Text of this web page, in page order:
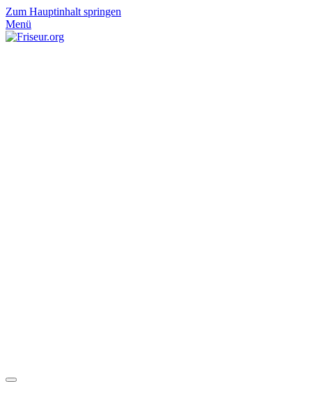
Zum Hauptinhalt springen
Menü